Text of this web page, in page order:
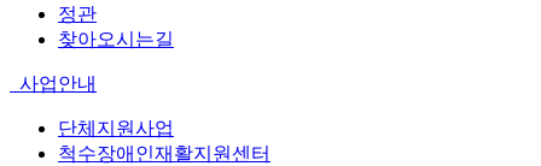
정관
찾아오시는길
사업안내
단체지원사업
척수장애인재활지원센터